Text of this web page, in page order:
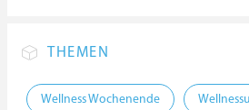
THEMEN
Wellness Wochenende